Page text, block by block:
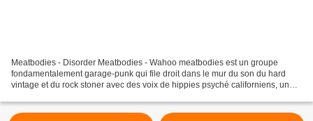
Meatbodies - Disorder Meatbodies - Wahoo meatbodies est un groupe
fondamentalement garage-punk qui file droit dans le mur du son du hard
vintage et du rock stoner avec des voix de hippies psyché californiens, une